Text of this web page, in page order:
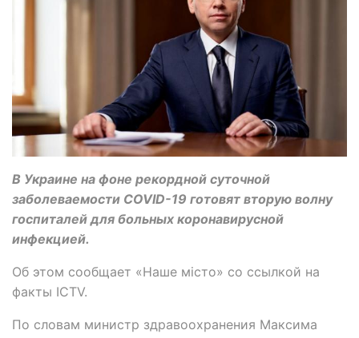
В Украине на фоне рекордной суточной
заболеваемости COVID-19 готовят вторую волну
госпиталей для больных коронавирусной
инфекцией.
Об этом сообщает «Наше місто» со ссылкой на
факты ICTV.
По словам министр здравоохранения Максима